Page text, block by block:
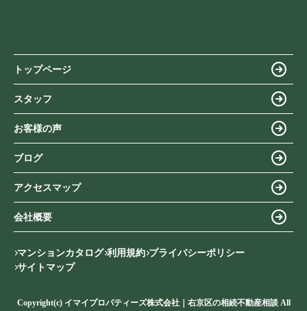
トップページ
スタッフ
お客様の声
ブログ
アクセスマップ
会社概要
マンションカタログ 利用規約 プライバシーポリシー
サイトマップ
Copyright(c) イマイプロパティーズ株式会社｜右京区の相続不動産相談 All